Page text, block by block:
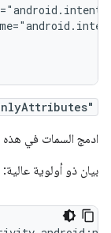
ادمج السمات في هذه
بيان ذو أولوية عالية: